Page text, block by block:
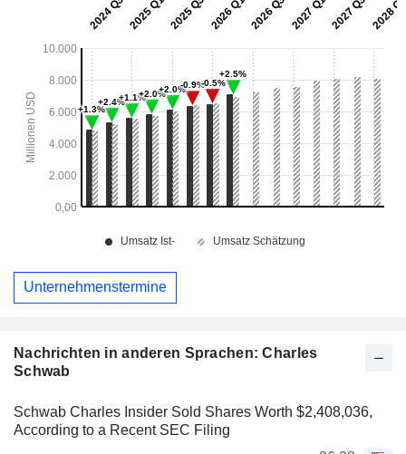
Nachrichten in anderen Sprachen: Charles
Schwab
Schwab Charles Insider Sold Shares Worth $2,408,036,
According to a Recent SEC Filing
Unternehmenstermine